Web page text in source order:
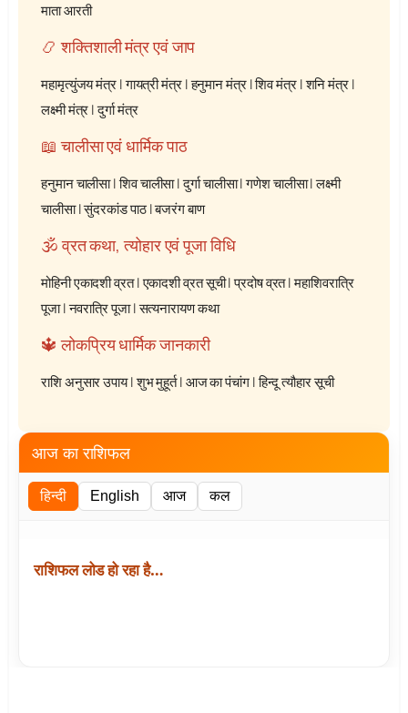
माता आरती
📿 शक्तिशाली मंत्र एवं जाप
महामृत्युंजय मंत्र|गायत्री मंत्र|हनुमान मंत्र|शिव मंत्र|शनि मंत्र|
लक्ष्मी मंत्र|दुर्गा मंत्र
📖 चालीसा एवं धार्मिक पाठ
हनुमान चालीसा|शिव चालीसा|दुर्गा चालीसा|गणेश चालीसा|लक्ष्मी
चालीसा|सुंदरकांड पाठ|बजरंग बाण
🕉️ व्रत कथा, त्योहार एवं पूजा विधि
मोहिनी एकादशी व्रत|एकादशी व्रत सूची|प्रदोष व्रत|महाशिवरात्रि
पूजा|नवरात्रि पूजा|सत्यनारायण कथा
🔱 लोकप्रिय धार्मिक जानकारी
राशि अनुसार उपाय|शुभ मुहूर्त|आज का पंचांग|हिन्दू त्यौहार सूची
आज का राशिफल
हिन्दी English आज कल
राशिफल लोड हो रहा है…